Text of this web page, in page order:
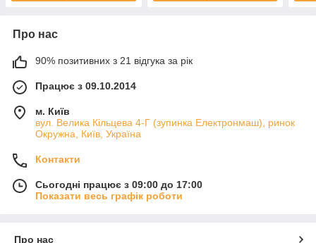
Про нас
90% позитивних з 21 відгука за рік
Працює з 09.10.2014
м. Київ
вул. Велика Кільцева 4-Г (зупинка Електронмаш), ринок
Окружна, Київ, Україна
Контакти
Сьогодні працює з 09:00 до 17:00
Показати весь графік роботи
Про нас